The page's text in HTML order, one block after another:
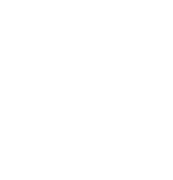
里等的大学生，偏偏看不顺眼长相貌